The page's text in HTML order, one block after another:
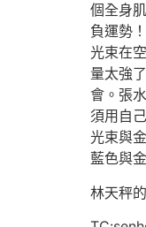
個全身
負運勢
光束在
量太強
會。張
須用自
光束與
藍色與
林天秤